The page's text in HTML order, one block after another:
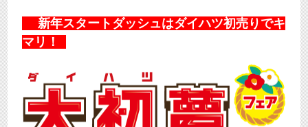
新年スタートダッシュはダイハツ初売りでキ
マリ！